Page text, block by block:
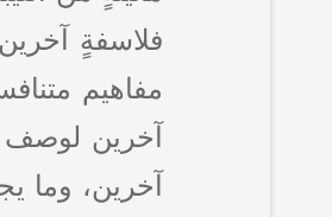
فلاسفةٍ
مفاهيم
آخرين لوصف
آخرين، وما